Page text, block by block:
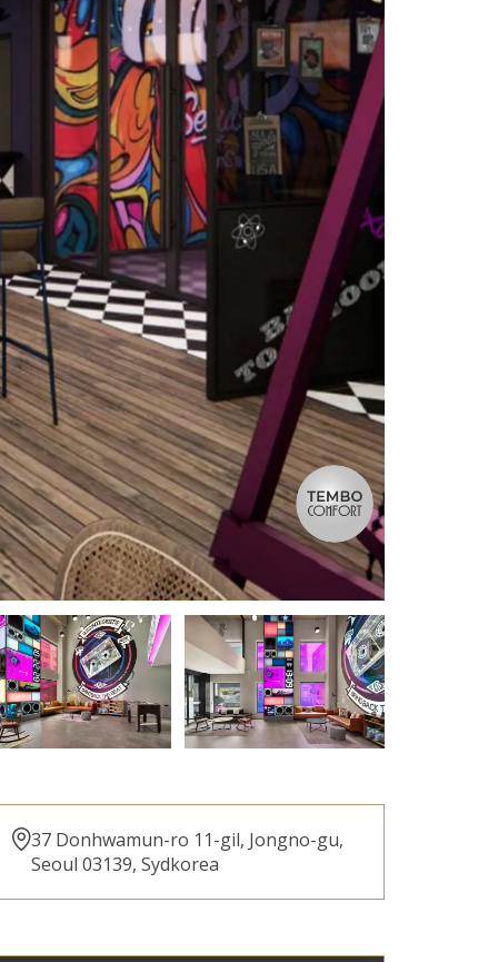
37 Donhwamun-ro 11-gil, Jongno-gu,
Seoul 03139, Sydkorea